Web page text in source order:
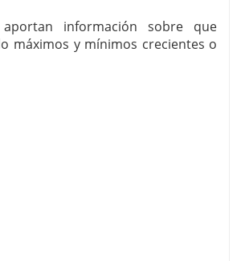
información sobre que
máximos y mínimos crecientes o